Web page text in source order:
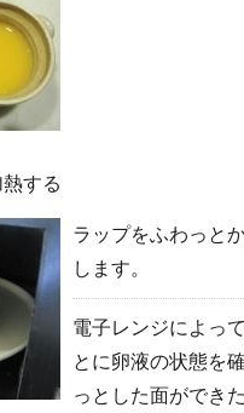
する
ラップをふわっと
します。
電子レンジによっ
とに卵液の状態を
っとした面ができ